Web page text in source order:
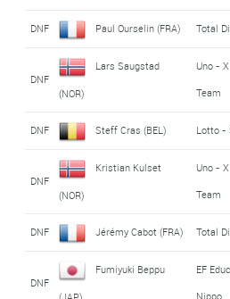
DNF Paul Ourselin (FRA) Total
DNF
Lars Saugstad
(NOR)
Uno -
Team
DNF Steff Cras (BEL) Lotto -
DNF
Kristian Kulset
(NOR)
Uno -
Team
DNF Jérémy Cabot (FRA) Total
DNF
Fumiyuki Beppu
EF
Nippo